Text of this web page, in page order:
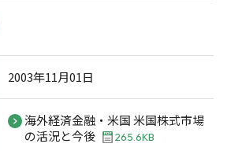
2003年11月01日
海外経済金融・米国 米国株式市場
の活況と今後
265.6KB